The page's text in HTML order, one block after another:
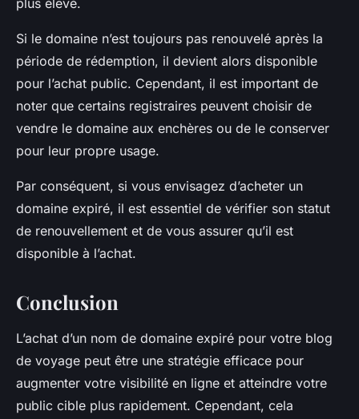
plus élevé.
Si le domaine n’est toujours pas renouvelé après la
période de rédemption, il devient alors disponible
pour l’achat public. Cependant, il est important de
noter que certains registraires peuvent choisir de
vendre le domaine aux enchères ou de le conserver
pour leur propre usage.
Par conséquent, si vous envisagez d’acheter un
domaine expiré, il est essentiel de vérifier son statut
de renouvellement et de vous assurer qu’il est
disponible à l’achat.
Conclusion
L’achat d’un nom de domaine expiré pour votre blog
de voyage peut être une stratégie efficace pour
augmenter votre visibilité en ligne et atteindre votre
public cible plus rapidement. Cependant, cela